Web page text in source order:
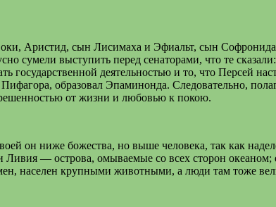
Аристид, сын Лисимаха и Эфиальт, сын
сумели выступить перед сенаторами, что те
государственной деятельностью и то, что Персей
образовал Эпаминонда. Следовательно,
от жизни и любовью к покою.
он ниже божества, но выше человека, так как
— острова, омываемые со всех сторон океаном;
населен крупными животными, а люди там тоже